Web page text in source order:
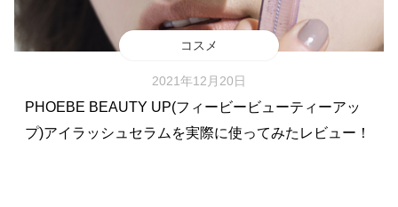
コスメ
2021年12月20日
PHOEBE BEAUTY UP(フィービービューティーアッ
プ)アイラッシュセラムを実際に使ってみたレビュー！